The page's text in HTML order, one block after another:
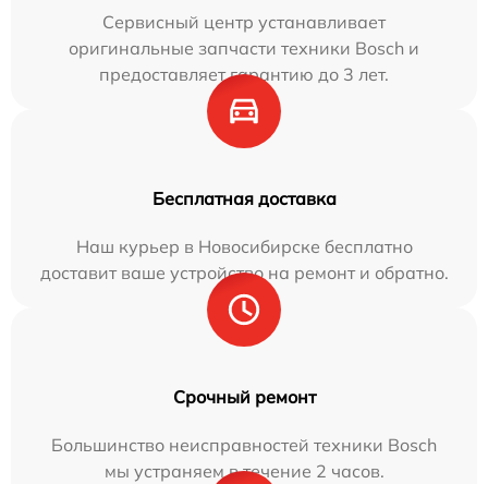
Сервисный центр устанавливает
оригинальные запчасти техники Bosch и
предоставляет гарантию до 3 лет.
Бесплатная доставка
Наш курьер в Новосибирске бесплатно
доставит ваше устройство на ремонт и обратно.
Срочный ремонт
Большинство неисправностей техники Bosch
мы устраняем в течение 2 часов.